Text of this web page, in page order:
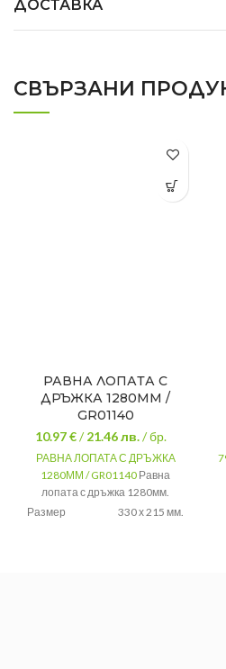
ДОСТАВКА
СВЪРЗАНИ
РАВНА ЛОПАТА С
ДРЪЖКА 1280ММ /
GR01140
10.97 €/21.46лв./ бр.
РАВНА ЛОПАТА С ДРЪЖКА
1280ММ / GR01140 Равна
лопата с дръжка 1280мм.
Размер
330 х 215 мм.